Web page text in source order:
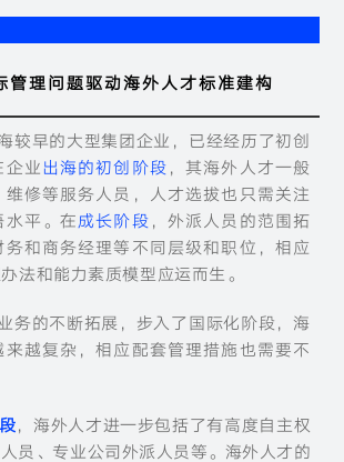
管理问题驱动海外人才标准建构
较早的大型集团企业，已经经历了初创
企业出海的初创阶段 ，其海外人才一般
修等服务人员，人才选拔也只需关注
平。在成长阶段 ，外派人员的范围拓
和商务经理等不同层级和职位，相应
法和能力素质模型应运而生。
务的不断拓展，步入了国际化阶段，海
越复杂，相应配套管理措施也需要不
，海外人才进一步包括了有高度自主权
员、专业公司外派人员等。海外人才的